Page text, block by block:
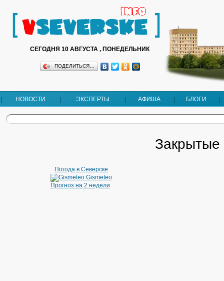
СЕГОДНЯ 10 АВГУСТА , ПОНЕДЕЛЬНИК
ПОДЕЛИТЬСЯ…
НОВОСТИ ЭКСПЕРТЫ АФИША БЛОГИ
Погода в Северске
Gismeteo
Прогноз на 2 недели
Закрытые